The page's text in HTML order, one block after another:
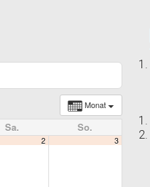
Monat
Sa. So.
2 3